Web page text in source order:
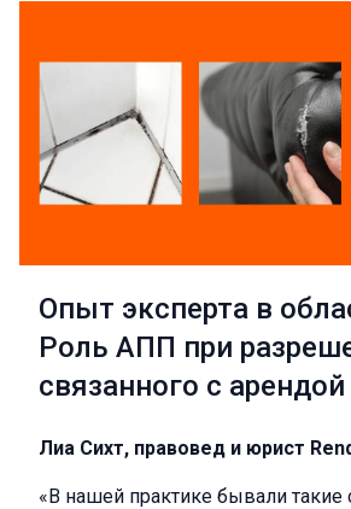
Опыт эксперта в
Роль АПП при
связанного с
Лиа Сихт, правовед и юрист
«В нашей практике бывали такие